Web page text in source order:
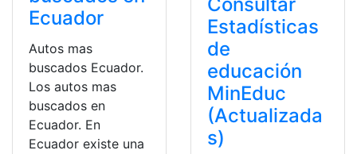
Ecuador
Autos mas
buscados Ecuador.
Los autos mas
buscados en
Ecuador. En
Ecuador existe una
Estadísticas
de
educación
MinEduc
(Actualizada
s)